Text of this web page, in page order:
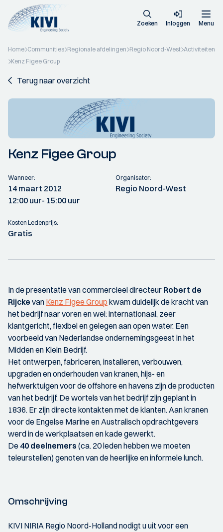
Zoeken Inloggen Menu
Home Communities Regionale afdelingen Regio Noord-West Activiteiten
Kenz Figee Group
Terug naar overzicht
Kenz Figee Group
Wanneer:
14 maart 2012
12:00 uur- 15:00 uur
Organisator:
Regio Noord-West
Kosten Ledenprijs:
Gratis
In de presentatie van commercieel directeur Robert de
Rijcke van Kenz Figee Group kwam duidelijk de kracht van
het bedrijf naar voren en wel: internationaal, zeer
klantgericht, flexibel en gelegen aan open water. Een
voorbeeld van Nederlandse ondernemingsgeest in het
Midden en Klein Bedrijf.
Het ontwerpen, fabriceren, installeren, verbouwen,
upgraden en onderhouden van kranen, hijs- en
hefwerktuigen voor de offshore en havens zijn de producten
van het bedrijf. De wortels van het bedrijf zijn geplant in
1836. Er zijn directe kontakten met de klanten. Aan kranen
voor de Engelse Marine en Australisch opdrachtgevers
werd in de werkplaatsen en kade gewerkt.
De 40 deelnemers (ca. 20 leden hebben we moeten
teleurstellen) genoten van de heerlijke en informele lunch.
Omschrijving
KIVI NIRIA Regio Noord-Holland nodigt u uit voor een